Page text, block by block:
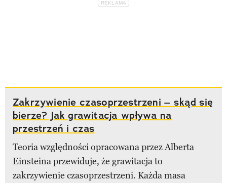
Zakrzywienie czasoprzestrzeni – skąd się
bierze? Jak grawitacja wpływa na
przestrzeń i czas
Teoria względności opracowana przez Alberta
Einsteina przewiduje, że grawitacja to
zakrzywienie czasoprzestrzeni. Każda masa